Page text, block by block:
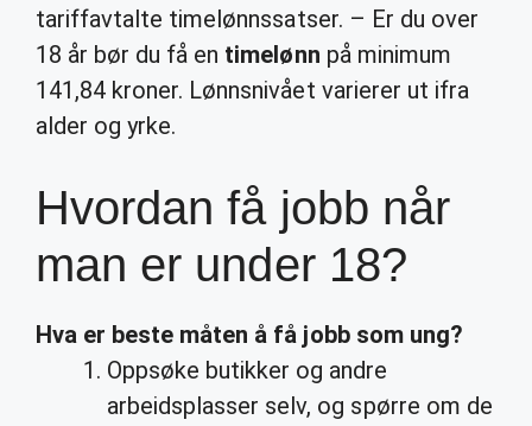
tariffavtalte timelønnssatser. – Er du over
18 år bør du få en timelønn på minimum
141,84 kroner. Lønnsnivået varierer ut ifra
alder og yrke.
Hvordan få jobb når
man er under 18?
Hva er beste måten å få jobbsom ung?
Oppsøke butikker og andre
arbeidsplasser selv, og spørre om de